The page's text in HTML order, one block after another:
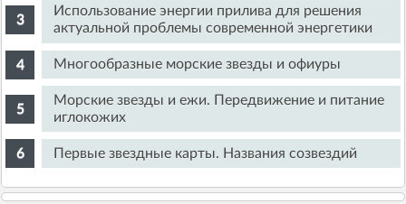
Использование энергии прилива для решения
актуальной проблемы современной энергетики
Многообразные морские звезды и офиуры
Морские звезды и ежи. Передвижение и питание
иглокожих
Первые звездные карты. Названия созвездий